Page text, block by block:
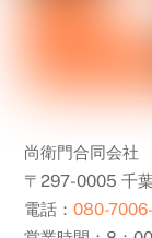
尚衛門合同会社
〒297-0005 千
電話：080-